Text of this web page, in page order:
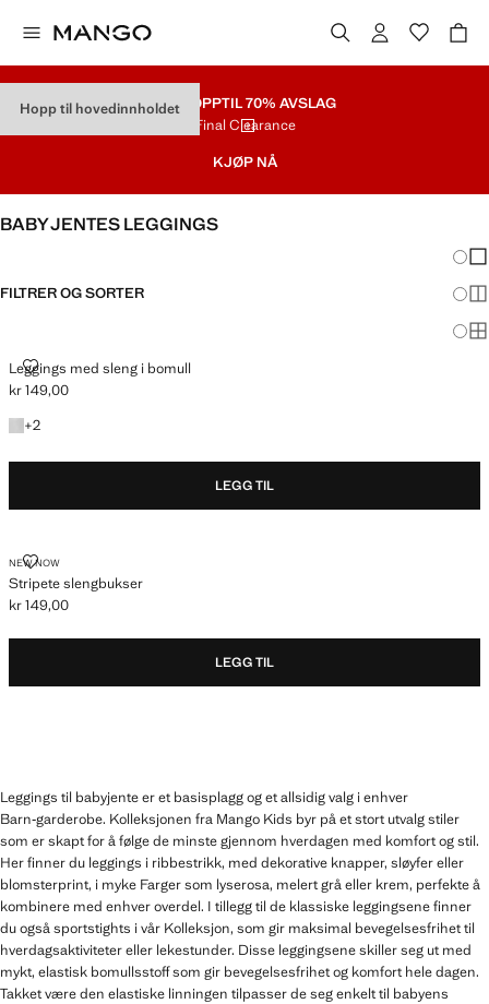
Hopp til hovedinnholdet
SALG
OPPTIL 70% AVSLAG
Final Clearance
KJØP NÅ
BABY JENTES LEGGINGS
FILTRER OG SORTER
Leggings med sleng i bomull
LEGGINGS MED SLENG I BOMULL
Gjeldende pris [kr 149,00 ]
kr 149,00
+2
+2 farger
LEGG TIL
NEW NOW
Stripete slengbukser
STRIPETE SLENGBUKSER
Gjeldende pris [kr 149,00 ]
kr 149,00
LEGG TIL
Leggings til babyjente er et basisplagg og et allsidig valg i enhver
Barn‑garderobe. Kolleksjonen fra Mango Kids byr på et stort utvalg stiler
som er skapt for å følge de minste gjennom hverdagen med komfort og stil.
Her finner du leggings i ribbestrikk, med dekorative knapper, sløyfer eller
blomsterprint, i myke Farger som lyserosa, melert grå eller krem, perfekte å
kombinere med enhver overdel. I tillegg til de klassiske leggingsene finner
du også sportstights i vår Kolleksjon, som gir maksimal bevegelsesfrihet til
hverdagsaktiviteter eller lekestunder. Disse leggingsene skiller seg ut med
mykt, elastisk bomullsstoff som gir bevegelsesfrihet og komfort hele dagen.
Takket være den elastiske linningen tilpasser de seg enkelt til babyens